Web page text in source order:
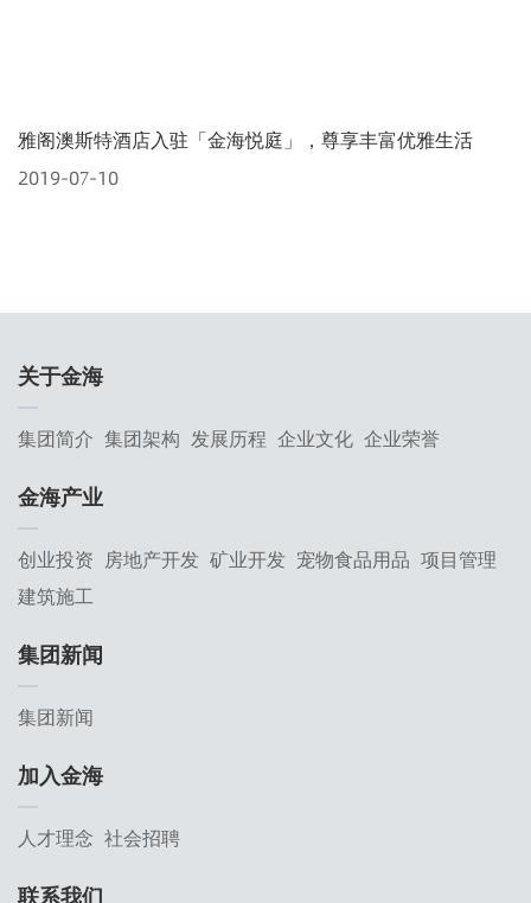
雅阁澳斯特酒店入驻「金海悦庭」，尊享丰富优雅生活
2019-07-10
关于金海
集团简介 集团架构 发展历程 企业文化 企业荣誉
金海产业
创业投资 房地产开发 矿业开发 宠物食品用品 项目管理
建筑施工
集团新闻
集团新闻
加入金海
人才理念 社会招聘
联系我们